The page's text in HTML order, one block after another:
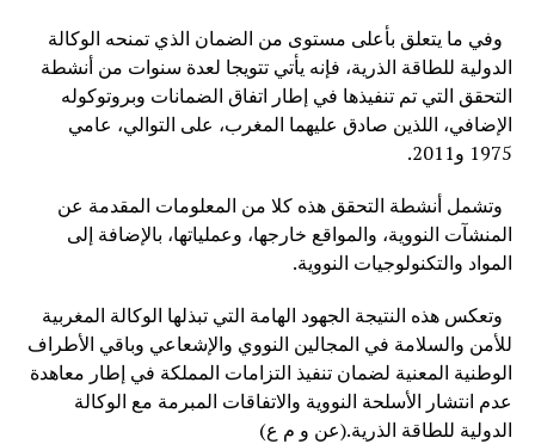
وفي ما يتعلق بأعلى مستوى من الضمان الذي تمنحه الوكالة
الدولية للطاقة الذرية، فإنه يأتي تتويجا لعدة سنوات من أنشطة
التحقق التي تم تنفيذها في إطار اتفاق الضمانات وبروتوكوله
الإضافي، اللذين صادق عليهما المغرب، على التوالي، عامي
1975 و2011.
وتشمل أنشطة التحقق هذه كلا من المعلومات المقدمة عن
المنشآت النووية، والمواقع خارجها، وعملياتها، بالإضافة إلى
المواد والتكنولوجيات النووية.
وتعكس هذه النتيجة الجهود الهامة التي تبذلها الوكالة المغربية
للأمن والسلامة في المجالين النووي والإشعاعي وباقي الأطراف
الوطنية المعنية لضمان تنفيذ التزامات المملكة في إطار معاهدة
عدم انتشار الأسلحة النووية والاتفاقات المبرمة مع الوكالة
الدولية للطاقة الذرية.(عن و م ع)